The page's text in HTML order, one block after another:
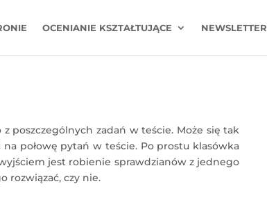
OCENIANIE KSZTAŁTUJĄCE NEWSLETTER
poszczególnych zadań w teście. Może się tak
połowę pytań w teście. Po prostu klasówka
jest robienie sprawdzianów z jednego
rozwiązać, czy nie.